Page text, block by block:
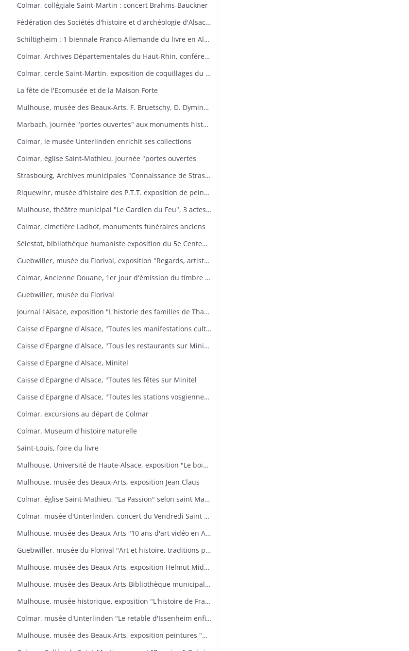
Colmar, collégiale Saint-Martin : concert Brahms-Bauckner
Fédération des Sociétés d'histoire et d'archéologie d'Alsace : les monuments ruraux d'Alsace
Schiltigheim : 1 biennale Franco-Allemande du livre en Alsace
Colmar, Archives Départementales du Haut-Rhin, conférence : Yves Bisch "Cet homme à surveiller
Colmar, cercle Saint-Martin, exposition de coquillages du monde
La fête de l'Ecomusée et de la Maison Forte
Mulhouse, musée des Beaux-Arts. F. Bruetschy, D. Dyminski, C. Gebhardt, B. Latuner, J.F. Nourisson, J.-C. Wallios
Marbach, journée "portes ouvertes" aux monuments historiques
Colmar, le musée Unterlinden enrichit ses collections
Colmar, église Saint-Mathieu, journée "portes ouvertes
Strasbourg, Archives municipales "Connaissance de Strasbourg
Riquewihr, musée d'histoire des P.T.T. exposition de peintures sous-verre
Mulhouse, théâtre municipal "Le Gardien du Feu", 3 actes et 4 tableaux d'après le roman d'Anatole le Braz
Colmar, cimetière Ladhof, monuments funéraires anciens
Sélestat, bibliothèque humaniste exposition du 5e Centenaire de la mort de Jean Mentel
Guebwiller, musée du Florival, exposition "Regards, artistes connus et méconnus de la collection Pierre et Denise Levy
Colmar, Ancienne Douane, 1er jour d'émission du timbre poste Croix-Rouge
Guebwiller, musée du Florival
Journal l'Alsace, exposition "L'historie des familles de Thann, de sa seigneurie et du baillage de Saint Amarin
Caisse d'Epargne d'Alsace, "Toutes les manifestations culturelles sur Minitel
Caisse d'Epargne d'Alsace, "Tous les restaurants sur Minitel
Caisse d'Epargne d'Alsace, Minitel
Caisse d'Epargne d'Alsace, "Toutes les fêtes sur Minitel
Caisse d'Epargne d'Alsace, "Toutes les stations vosgiennes sur Minitel
Colmar, excursions au départ de Colmar
Colmar, Museum d'histoire naturelle
Saint-Louis, foire du livre
Mulhouse, Université de Haute-Alsace, exposition "Le bois, un art de vivre
Mulhouse, musée des Beaux-Arts, exposition Jean Claus
Colmar, église Saint-Mathieu, "La Passion" selon saint Matthieu
Colmar, musée d'Unterlinden, concert du Vendredi Saint "La Passion selon saint Jean
Mulhouse, musée des Beaux-Arts "10 ans d'art vidéo en Allemagne, 1976-1986
Guebwiller, musée du Florival "Art et histoire, traditions populaires céramiques" de Théodore Deck
Mulhouse, musée des Beaux-Arts, exposition Helmut Middendorf
Mulhouse, musée des Beaux-Arts-Bibliothèque municipale "Danses macabres de Dürer à Dali" Collection de l'Université de Düsseldorf "L'homme et la mort
Mulhouse, musée historique, exposition "L'histoire de France illustrée
Colmar, musée d'Unterlinden "Le retable d'Issenheim enfin complet
Mulhouse, musée des Beaux-Arts, exposition peintures "Aime-moi